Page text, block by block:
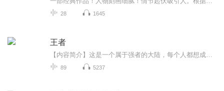
28 1645
王者
89 5237